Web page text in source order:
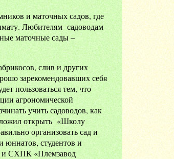
и маточных садов, где
Любителям садоводам
маточные сады –
слив и других
зарекомендовавших себя
пользоваться тем, что
агрономической
учить садоводов, как
открыть «Школу
организовать сад и
юннатов, студентов и
и СХПК «Племзавод